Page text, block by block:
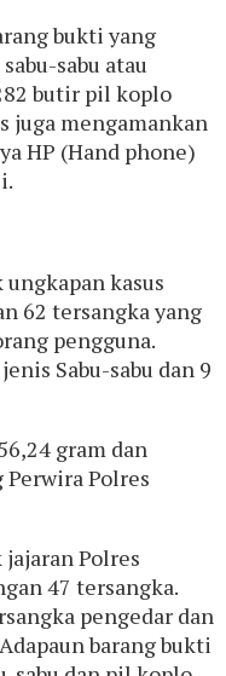
bukti yang
sabu atau
butir pil koplo
juga mengamankan
HP (Hand phone)
kasus
62 tersangka yang
pengguna.
Sabu-sabu dan 9
gram dan
Polres
Polres
47 tersangka.
pengedar dan
barang bukti